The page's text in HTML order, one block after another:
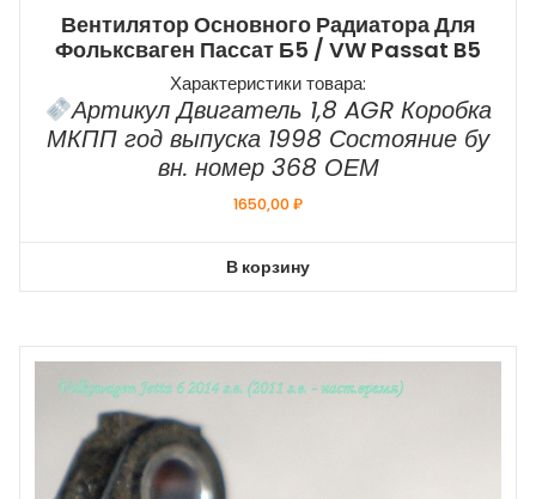
Вентилятор Основного Радиатора Для
Фольксваген Пассат Б5 / VW Passat B5
Характеристики товара:
Артикул Двигатель 1,8 AGR Коробка
МКПП год выпуска 1998 Состояние бу
вн. номер 368 ОЕМ
1650,00₽
В корзину